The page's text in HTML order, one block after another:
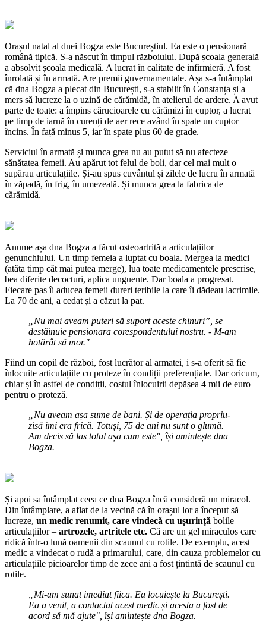
Orașul natal al dnei Bogza este Bucureștiul. Ea este o pensionară
română tipică. S-a născut în timpul războiului. După școala generală
a absolvit școala medicală. A lucrat în calitate de infirmieră. A fost
înrolată și în armată. Are premii guvernamentale. Așa s-a întâmplat
că dna Bogza a plecat din București, s-a stabilit în Constanța și a
mers să lucreze la o uzină de cărămidă, în atelierul de ardere. A avut
parte de toate: a împins cărucioarele cu cărămizi în cuptor, a lucrat
pe timp de iarnă în curenți de aer rece având în spate un cuptor
încins. În față minus 5, iar în spate plus 60 de grade.
Serviciul în armată și munca grea nu au putut să nu afecteze
sănătatea femeii. Au apărut tot felul de boli, dar cel mai mult o
supărau articulațiile. Și-au spus cuvântul și zilele de lucru în armată
în zăpadă, în frig, în umezeală. Și munca grea la fabrica de
cărămidă.
Anume așa dna Bogza a făcut osteoartrită a articulațiilor
genunchiului. Un timp femeia a luptat cu boala. Mergea la medici
(atâta timp cât mai putea merge), lua toate medicamentele prescrise,
bea diferite decocturi, aplica unguente. Dar boala a progresat.
Fiecare pas îi aducea femeii dureri teribile la care îi dădeau lacrimile.
La 70 de ani, a cedat și a căzut la pat.
„Nu mai aveam puteri să suport aceste chinuri”, se
destăinuie pensionara corespondentului nostru. - M-am
hotărât să mor."
Fiind un copil de război, fost lucrător al armatei, i s-a oferit să fie
înlocuite articulațiile cu proteze în condiții preferențiale. Dar oricum,
chiar și în astfel de condiții, costul înlocuirii depășea 4 mii de euro
pentru o proteză.
„Nu aveam așa sume de bani. Și de operația propriu-
zisă îmi era frică. Totuși, 75 de ani nu sunt o glumă.
Am decis să las totul așa cum este", își amintește dna
Bogza.
Și apoi sa întâmplat ceea ce dna Bogza încă consideră un miracol.
Din întâmplare, a aflat de la vecină că în orașul lor a început să
lucreze, un medic renumit, care vindecă cu ușurință bolile
articulațiilor – artrozele, artritele etc. Că are un gel miraculos care
ridică într-o lună oamenii din scaunul cu rotile. De exemplu, acest
medic a vindecat o rudă a primarului, care, din cauza problemelor cu
articulațiile picioarelor timp de zece ani a fost țintintă de scaunul cu
rotile.
„Mi-am sunat imediat fiica. Ea locuiește la București.
Ea a venit, a contactat acest medic și acesta a fost de
acord să mă ajute", își amintește dna Bogza.